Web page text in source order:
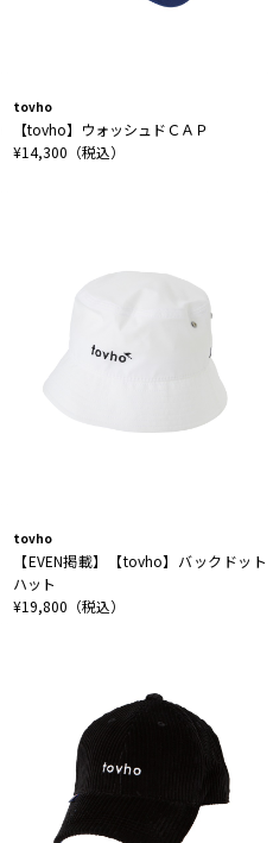
tovho
【tovho】ウォッシュドＣＡＰ
¥14,300（税込）
tovho
【EVEN掲載】【tovho】バックドット
ハット
¥19,800（税込）